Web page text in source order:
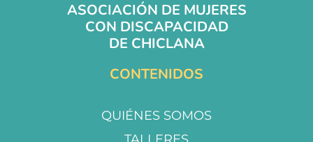
ASOCIACIÓN DE MUJERES
CON DISCAPACIDAD
DE CHICLANA
CONTENIDOS
QUIÉNES SOMOS